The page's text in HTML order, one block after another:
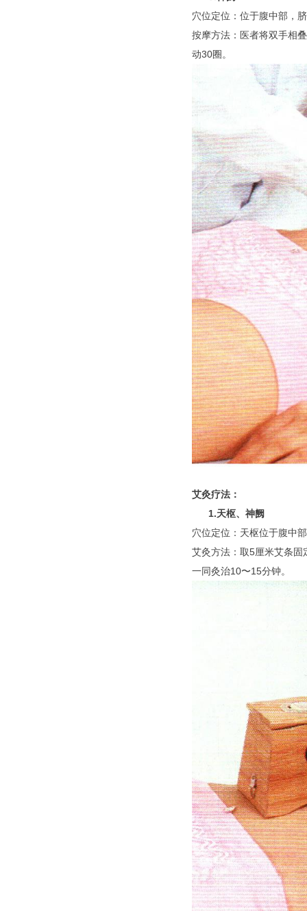
穴位定位：位于腹中部，
按摩方法：医者将双手相
动30圈。
艾灸疗法：
1.天枢、神阙
穴位定位：天枢位于腹中
艾灸方法：取5厘米艾条
一同灸治10〜15分钟。